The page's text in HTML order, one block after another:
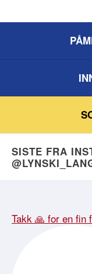
SISTE FRA
Takk 🙏 for en